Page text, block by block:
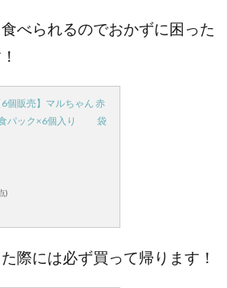
べられるのでおかずに困った
6個販売】マルちゃん 赤
パック×6個入り 袋
)
際には必ず買って帰ります！